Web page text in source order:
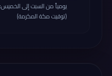
(توقيت مكة المكرمة)